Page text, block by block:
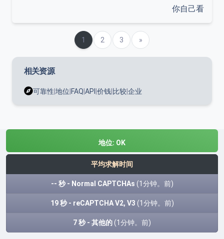
你自己看
1
(当前的) 2 3 »
下一个
相关资源
可靠性 地位 FAQ API 价钱 比较企业
地位: OK
平均求解时间
-- 秒 - Normal CAPTCHAs (1分钟。前)
19 秒 - reCAPTCHA V2, V3 (1分钟。前)
7 秒 - 其他的(1分钟。前)